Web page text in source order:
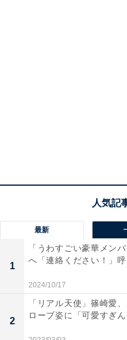
最新
1
「うわすごい豪華メン
へ「連絡ください！」
2024/10/17
2
「リアル天使」篠崎愛
ローブ姿に「可愛すぎ